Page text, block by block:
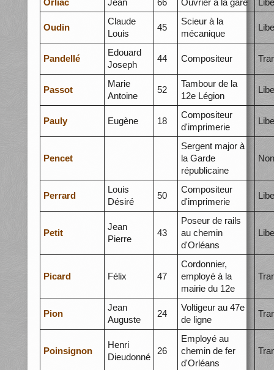
Orliac Jean 66 Ouvrier à la gare
Oudin
Claude
Louis
45
Scieur à la
mécanique
Pandellé
Edouard
Joseph
44 Compositeur
Passot
Marie
Antoine
52
Tambour de la
12e Légion
Pauly Eugène 18
Compositeur
d'imprimerie
Pencet
Sergent major à
la Garde
républicaine
Perrard
Louis
Désiré
50
Compositeur
d'imprimerie
Petit
Jean
Pierre
43
Poseur de rails
au chemin
d'Orléans
Picard Félix 47
Cordonnier,
employé à la
mairie du 12e
Pion
Jean
Auguste
24
Voltigeur au 47e
de ligne
Poinsignon
Henri
Dieudonné
26
Employé au
chemin de fer
d'Orléans